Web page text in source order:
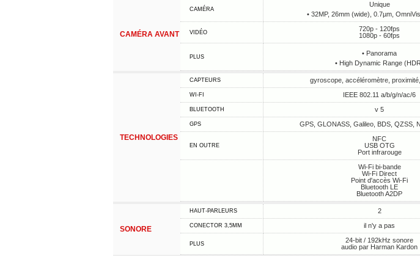
CAMÉRA AVANT
CAMÉRA
Unique
• 32MP, 26mm (wide), 0.7µm,
VIDÉO
720p - 120fps
1080p - 60fps
PLUS
• Panorama
• High Dynamic Range
TECHNOLOGIES
CAPTEURS gyroscope, accéléromètre,
WI-FI IEEE 802.11 a/b/g/n/ac/6
BLUETOOTH v 5
GPS GPS, GLONASS, Galileo, BDS, QZSS,
EN OUTRE
NFC
USB OTG
Port infrarouge
Wi-Fi bi-bande
Wi-Fi Direct
Point d'accès Wi-Fi
Bluetooth LE
Bluetooth A2DP
SONORE
HAUT-PARLEURS 2
CONECTOR 3,5MM il n'y a pas
PLUS
24-bit / 192kHz sonore
audio par Harman Kardon